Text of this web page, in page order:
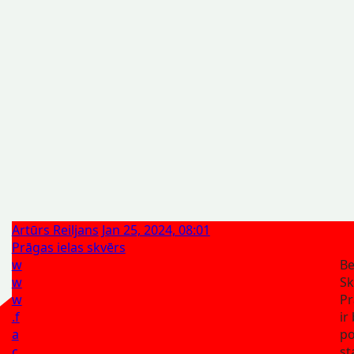
Artūrs Reiljans Jan 25, 2024, 08:01
Prāgas ielas skvērs
w
w
w
.f
a
ir